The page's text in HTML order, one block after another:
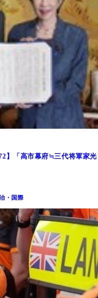
】「高市幕府≒三代将軍家光
・国際